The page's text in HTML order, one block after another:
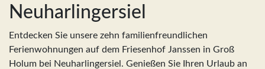
Neuharlingersiel
Entdecken Sie unsere zehn familienfreundlichen
Ferienwohnungen auf dem Friesenhof Janssen in Groß
Holum bei Neuharlingersiel. Genießen Sie Ihren Urlaub an